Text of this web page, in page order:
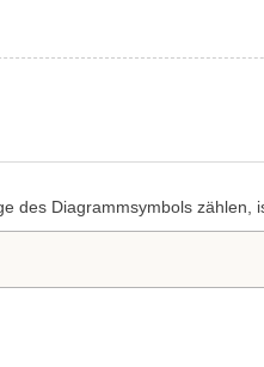
des Diagrammsymbols zählen,